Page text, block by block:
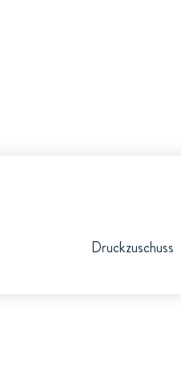
Druckzuschuss